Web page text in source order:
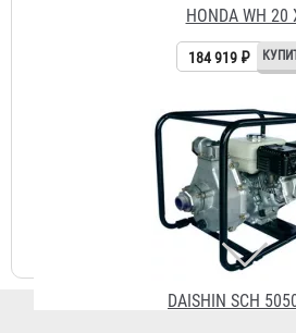
DAISHIN SCH
114 654 ₽